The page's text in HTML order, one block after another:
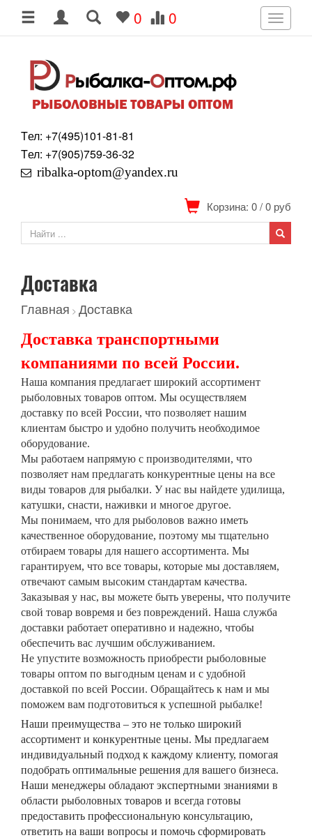
0 0
Toggle
Tел: +7(495)101-81-81
Tел: +7(905)759-36-32
ribalka-optom@yandex.ru
Корзина: 0/0 руб
Доставка
Главная > Доставка
Доставка транспортными
компаниями по всей России.
Наша компания предлагает широкий ассортимент
рыболовных товаров оптом. Мы осуществляем
доставку по всей России, что позволяет нашим
клиентам быстро и удобно получить необходимое
оборудование.
Мы работаем напрямую с производителями, что
позволяет нам предлагать конкурентные цены на все
виды товаров для рыбалки. У нас вы найдете удилища,
катушки, снасти, наживки и многое другое.
Мы понимаем, что для рыболовов важно иметь
качественное оборудование, поэтому мы тщательно
отбираем товары для нашего ассортимента. Мы
гарантируем, что все товары, которые мы доставляем,
отвечают самым высоким стандартам качества.
Заказывая у нас, вы можете быть уверены, что получите
свой товар вовремя и без повреждений. Наша служба
доставки работает оперативно и надежно, чтобы
обеспечить вас лучшим обслуживанием.
Не упустите возможность приобрести рыболовные
товары оптом по выгодным ценам и с удобной
доставкой по всей России. Обращайтесь к нам и мы
поможем вам подготовиться к успешной рыбалке!
Наши преимущества – это не только широкий
ассортимент и конкурентные цены. Мы предлагаем
индивидуальный подход к каждому клиенту, помогая
подобрать оптимальные решения для вашего бизнеса.
Наши менеджеры обладают экспертными знаниями в
области рыболовных товаров и всегда готовы
предоставить профессиональную консультацию,
ответить на ваши вопросы и помочь сформировать